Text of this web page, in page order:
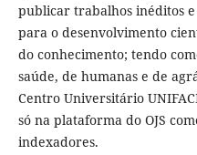
publicar trabalhos inéditos
para o desenvolvimento
do conhecimento; tendo
saúde, de humanas e de
Centro Universitário
só na plataforma do OJS
indexadores.